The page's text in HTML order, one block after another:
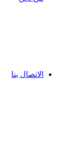
الاتصال بنا